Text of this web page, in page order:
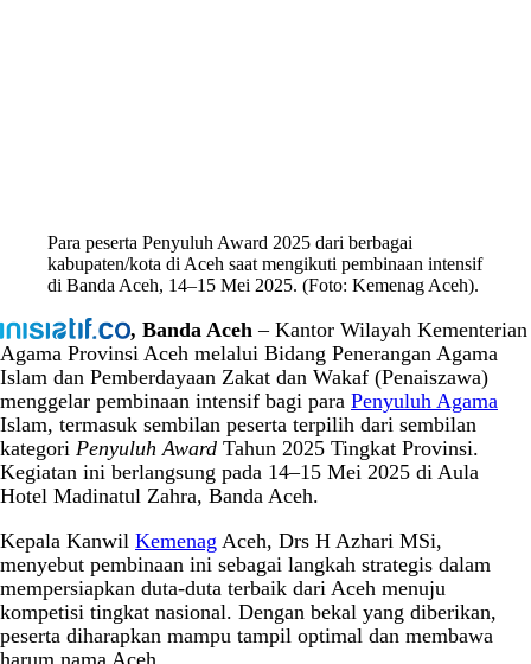
Para peserta Penyuluh Award 2025 dari berbagai
kabupaten/kota di Aceh saat mengikuti pembinaan intensif
di Banda Aceh, 14–15 Mei 2025. (Foto: Kemenag Aceh).
, Banda Aceh– Kantor Wilayah Kementerian
Agama Provinsi Aceh melalui Bidang Penerangan Agama
Islam dan Pemberdayaan Zakat dan Wakaf (Penaiszawa)
menggelar pembinaan intensif bagi para Penyuluh Agama
Islam, termasuk sembilan peserta terpilih dari sembilan
kategori Penyuluh Award Tahun 2025 Tingkat Provinsi.
Kegiatan ini berlangsung pada 14–15 Mei 2025 di Aula
Hotel Madinatul Zahra, Banda Aceh.
Kepala Kanwil Kemenag Aceh, Drs H Azhari MSi,
menyebut pembinaan ini sebagai langkah strategis dalam
mempersiapkan duta-duta terbaik dari Aceh menuju
kompetisi tingkat nasional. Dengan bekal yang diberikan,
peserta diharapkan mampu tampil optimal dan membawa